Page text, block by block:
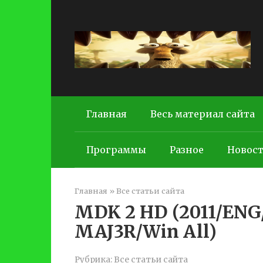
Главная Весь материал сайта
Программы Разное
Главная »Все статьи сайта
MDK 2 HD (2011/
MAJ3R/Win All)
Рубрика: Все статьи сайта